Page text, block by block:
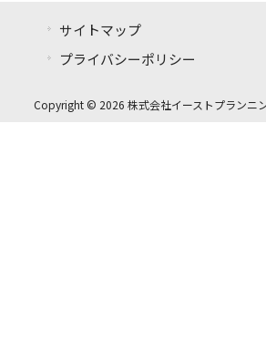
サイトマップ
プライバシーポリシー
Copyright © 2026 株式会社イーストプランニ